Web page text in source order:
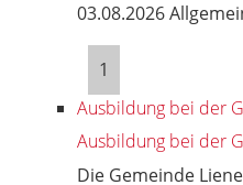
03.08.2026
1
Ausbildung bei der
Ausbildung bei der
Die Gemeinde